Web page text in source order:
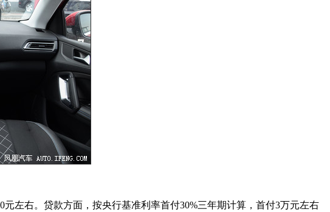
左右。贷款方面，按央行基准利率首付30%三年期计算，首付3万元左右